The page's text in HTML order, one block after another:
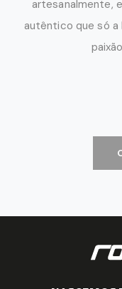
artesanalmente,
autêntico que só a